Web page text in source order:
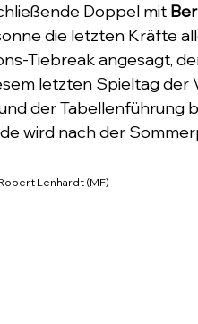
Doppel mit
die letzten Kräfte
Tiebreak angesagt,
letzten Spieltag der
der Tabellenführung
wird nach der
Lenhardt (MF)